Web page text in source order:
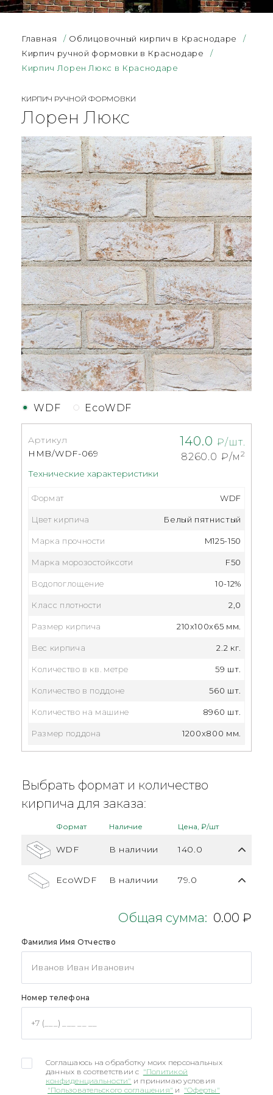
Главная / Облицовочный кирпич в Краснодаре
/
Кирпич ручной формовки в Краснодаре
/
Кирпич Лорен Люкс в Краснодаре
КИРПИЧ РУЧНОЙ ФОРМОВКИ
Лорен Люкс
140.0 ₽/шт.
8260.0 ₽/м2
WDF EcoWDF
Технические характеристики
Артикул
HMB/WDF-069
Формат WDF
Цвет кирпича Белый пятнистый
Марка прочности M125-150
Марка морозостойксоти F50
Водопоглощение 10-12%
Класс плотности 2,0
Размер кирпича 210x100x65 мм.
Вес кирпича 2.2 кг.
Количество в кв. метре 59 шт.
Количество в поддоне 560 шт.
Количество на машине 8960 шт.
Размер поддона 1200x800 мм.
Выбрать формат и количество
кирпича для заказа:
Формат Наличие Цена, ₽/шт
WDF В наличии 140.0
EcoWDF В наличии 79.0
Общая сумма: 0.00 ₽
Фамилия Имя Отчество
Номер телефона
Соглашаюсь на обработку моих персональных
данных в соответствии с "Политикой
конфиденциальности" и принимаю условия
"Пользовательского соглашения" и "Оферты"